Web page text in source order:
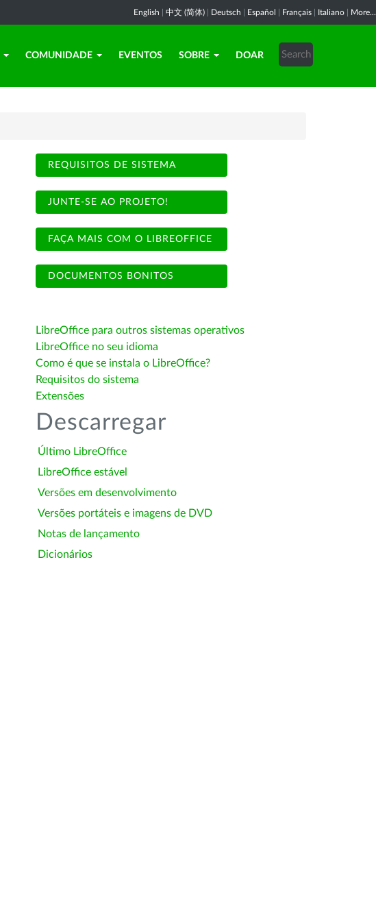
English 中文 (简体) Deutsch Español Français Italiano More...
COMUNIDADE EVENTOS SOBRE DOAR
REQUISITOS DE SISTEMA
JUNTE-SE AO PROJETO!
FAÇA MAIS COM O LIBREOFFICE
DOCUMENTOS BONITOS
LibreOffice para outros sistemas operativos
LibreOffice no seu idioma
Como é que se instala o LibreOffice?
Requisitos do sistema
Extensões
Descarregar
Último LibreOffice
LibreOffice estável
Versões em desenvolvimento
Versões portáteis e imagens de DVD
Notas de lançamento
Dicionários